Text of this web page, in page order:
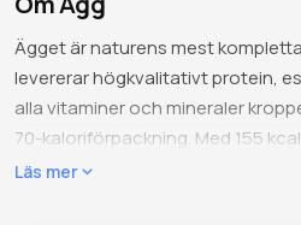
Ägget är naturens mest
levererar högkvalitativt protein,
alla vitaminer och mineraler
70-kaloriförpackning. Med 155
stora ägg) ger det 12,6 g protein
Läs mer